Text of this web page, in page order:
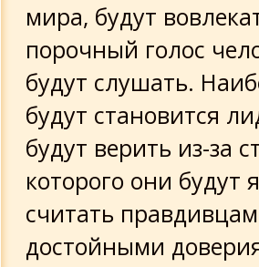
мира, будут
порочный голос
будут слушать.
будут становится
будут верить из-за
которого они будут
считать
достойными